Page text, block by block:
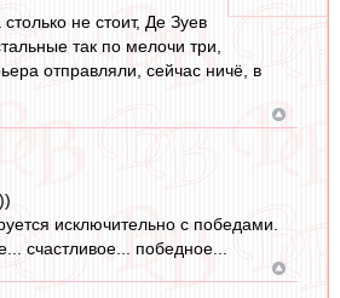
не стоит, Де Зуев
так по мелочи три,
отправляли, сейчас ничё, в
исключительно с победами.
счастливое... победное...